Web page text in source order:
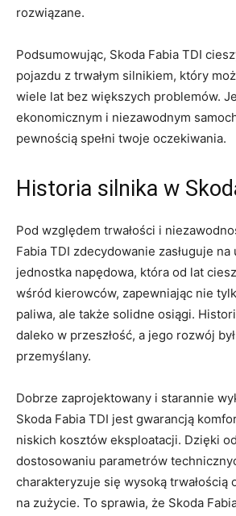
⁣rozwiązane.
Podsumowując, Skoda ‌Fabia TDI
pojazdu z trwałym silnikiem,⁤ który
wiele lat bez większych‌ problemów.
ekonomicznym i niezawodnym
pewnością spełni twoje ​oczekiwania.
Historia silnika w
Pod ‍względem ​trwałości i
Fabia⁢ TDI zdecydowanie zasługuje
jednostka napędowa,​ która od ⁣lat
⁣wśród kierowców, zapewniając⁤ nie
paliwa, ale ⁤także​ solidne osiągi.
daleko ⁢w przeszłość, ⁢a jego ​rozwój
przemyślany.
Dobrze zaprojektowany ⁣i ‍starannie​
‍Skoda Fabia ⁣TDI⁤ jest gwarancją
niskich kosztów‌ eksploatacji. Dzięki
dostosowaniu parametrów⁤
charakteryzuje się wysoką ​trwałością
na zużycie. To​ sprawia, ⁤że Skoda